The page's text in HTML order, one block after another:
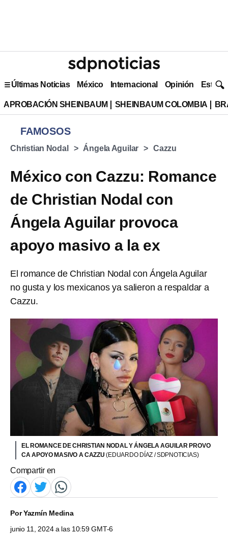
Últimas Noticias México Internacional Opinión Estilo
APROBACIÓN SHEINBAUM SHEINBAUM COLOMBIA
FAMOSOS
Christian Nodal Ángela Aguilar Cazzu
México con Cazzu: Romance
de Christian Nodal con
Ángela Aguilar provoca
apoyo masivo a la ex
El romance de Christian Nodal con Ángela Aguilar
no gusta y los mexicanos ya salieron a respaldar a
Cazzu.
EL ROMANCE DE CHRISTIAN NODAL Y ÁNGELA AGUILAR PROVO
CA APOYO MASIVO A CAZZU(EDUARDO DÍAZ / SDPNOTICIAS)
Compartir en
PorYazmín Medina
junio 11, 2024 a las 10:59 GMT-6